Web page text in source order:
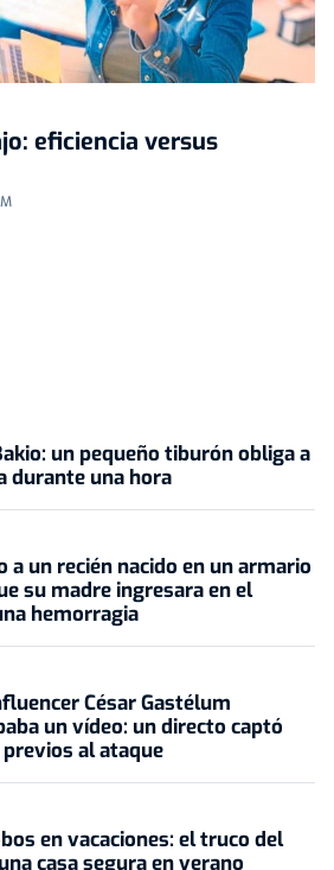
eficiencia versus
un pequeño tiburón obliga a
durante una hora
a un recién nacido en un armario
su madre ingresara en el
hemorragia
César Gastélum
un vídeo: un directo captó
al ataque
en vacaciones: el truco del
casa segura en verano